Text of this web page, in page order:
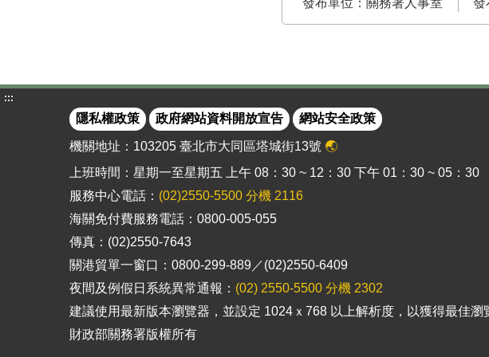
發布單位：關務署人事室 發
:::
隱私權政策 政府網站資料開放宣告 網站安全政策
機關地址：103205 臺北市大同區塔城街13號 🌏
上班時間：星期一至星期五 上午 08：30 ~ 12：30 下午 01：30 ~ 05：30
服務中心電話： (02)2550-5500 分機 2116
海關免付費服務電話：0800-005-055
傳真：(02)2550-7643
關港貿單一窗口：0800-299-889／(02)2550-6409
夜間及例假日系統異常通報： (02) 2550-5500 分機 2302
建議使用最新版本瀏覽器，並設定 1024ｘ768 以上解析度，以獲得最佳瀏
財政部關務署版權所有